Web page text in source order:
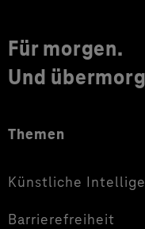
Für morgen.
Und
Themen
Künstliche
Barrierefreiheit